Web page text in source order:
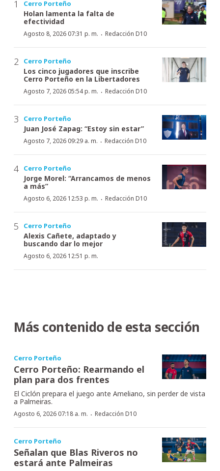
Cerro Porteño
Holan lamenta la falta de
efectividad
Agosto 8, 2026 07:31 p. m. · Redacción D10
Cerro Porteño
Los cinco jugadores que inscribe
Cerro Porteño en la Libertadores
Agosto 7, 2026 05:54 p. m. · Redacción D10
Cerro Porteño
Juan José Zapag: “Estoy sin estar”
Agosto 7, 2026 09:29 a. m. · Redacción D10
Cerro Porteño
Jorge Morel: “Arrancamos de menos
a más”
Agosto 6, 2026 12:53 p. m. · Redacción D10
Cerro Porteño
Alexis Cañete, adaptado y
buscando dar lo mejor
Agosto 6, 2026 12:51 p. m.
Más contenido de esta sección
Cerro Porteño
Cerro Porteño: Rearmando el
plan para dos frentes
El Ciclón prepara el juego ante Ameliano, sin perder de vista
a Palmeiras.
Agosto 6, 2026 07:18 a. m. · Redacción D10
Cerro Porteño
Señalan que Blas Riveros no
estará ante Palmeiras